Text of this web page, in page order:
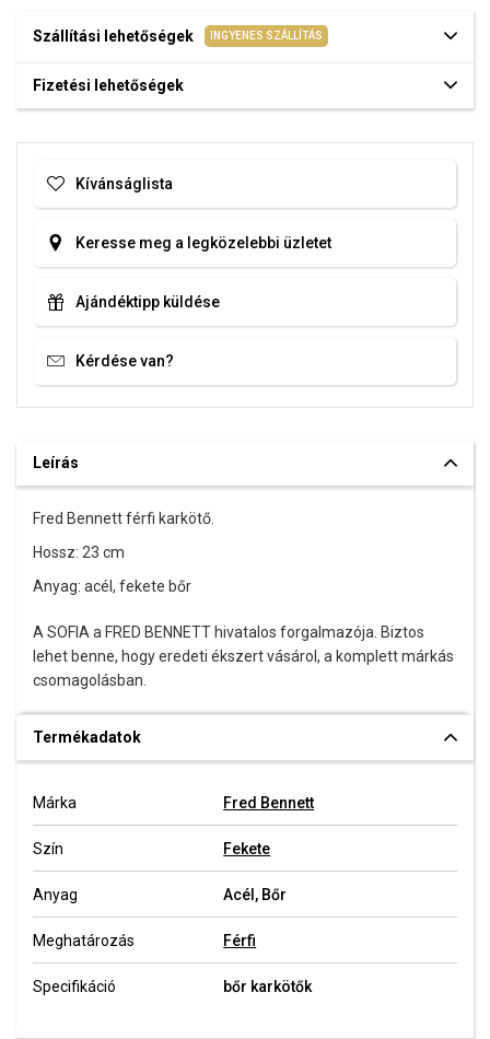
Szállítási lehetőségek INGYENES SZÁLLÍTÁS
Fizetési lehetőségek
Kívánságlista
Keresse meg a legközelebbi üzletet
Ajándéktipp küldése
Kérdése van?
Leírás
Fred Bennett férfi karkötő.
Hossz: 23 cm
Anyag: acél, fekete bőr
A SOFIA a FRED BENNETT hivatalos forgalmazója. Biztos
lehet benne, hogy eredeti ékszert vásárol, a komplett márkás
csomagolásban.
Termékadatok
Márka Fred Bennett
Szín Fekete
Anyag Acél, Bőr
Meghatározás Férfi
Specifikáció bőr karkötők